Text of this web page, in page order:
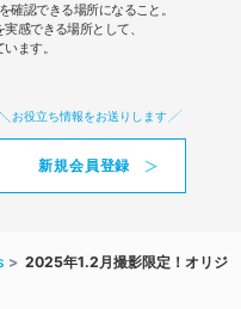
確認できる場所になること。
感できる場所として、
ます。
お役立ち情報をお送りします
新規会員登録
2025年1.2月撮影限定！オリジ